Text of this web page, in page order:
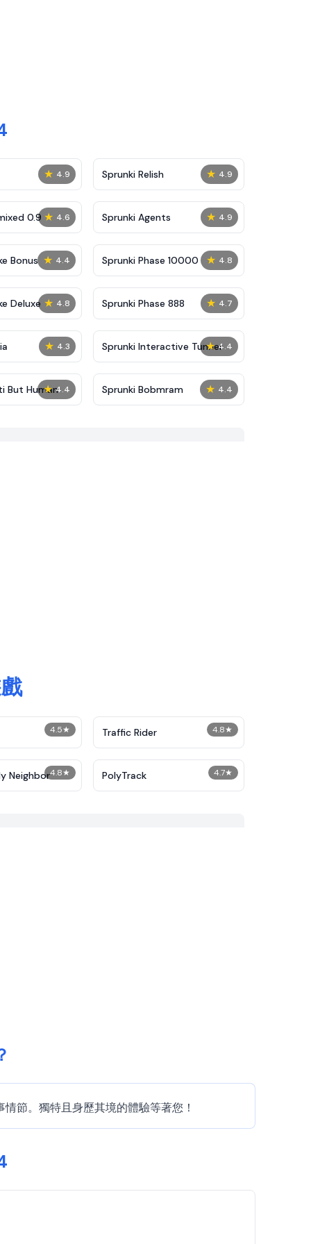
★ 4.9 ★ 4.9
Sprunki Relish
★ 4.6
0.9 ★ 4.9
Sprunki Agents
★ 4.4
Bonus ★ 4.8
Sprunki Phase 10000
★ 4.8
Deluxe ★ 4.7
Sprunki Phase 888
★ 4.3 ★ 4.4
Sprunki Interactive Tunner
★ 4.4
But Human ★ 4.4
Sprunki Bobmram
4.5★ 4.8★
Traffic Rider
4.8★
Neighbor 4.7★
PolyTrack
節。獨特且身歷其境的體驗等著您！